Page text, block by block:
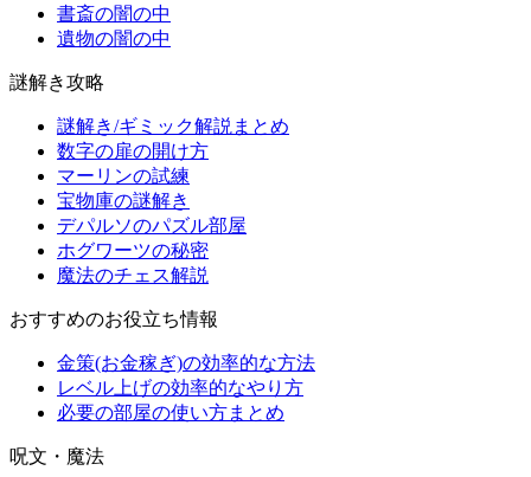
書斎の闇の中
遺物の闇の中
謎解き攻略
謎解き/ギミック解説まとめ
数字の扉の開け方
マーリンの試練
宝物庫の謎解き
デパルソのパズル部屋
ホグワーツの秘密
魔法のチェス解説
おすすめのお役立ち情報
金策(お金稼ぎ)の効率的な方法
レベル上げの効率的なやり方
必要の部屋の使い方まとめ
呪文・魔法